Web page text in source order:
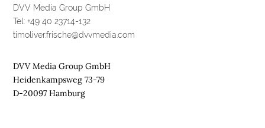
DVV Media Group GmbH
Tel: +49 40 23714-132
timoliver.frische@dvvmedia.com
DVV Media Group GmbH
Heidenkampsweg 73-79
D-20097 Hamburg